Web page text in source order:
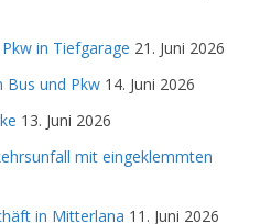
in Tiefgarage 21. Juni 2026
Bus und Pkw 14. Juni 2026
13. Juni 2026
mit eingeklemmten
in Mitterlana 11. Juni 2026